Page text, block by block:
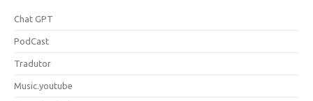
Chat GPT
PodCast
Tradutor
Music.youtube